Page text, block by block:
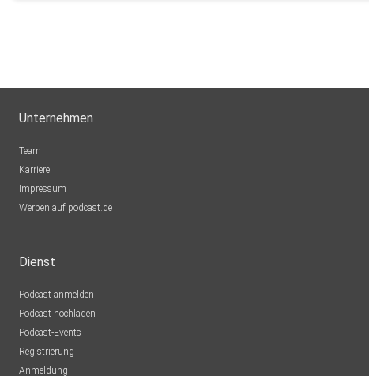
Unternehmen
Team
Karriere
Impressum
Werben auf podcast.de
Dienst
Podcast anmelden
Podcast hochladen
Podcast-Events
Registrierung
Anmeldung